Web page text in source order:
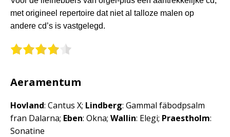
met origineel repertoire dat niet al talloze malen op
andere cd’s is vastgelegd.
Aeramentum
Hovland: Cantus X; Lindberg: Gammal fäbodpsalm
fran Dalarna; Eben: Okna; Wallin: Elegi; Praestholm:
Sonatine